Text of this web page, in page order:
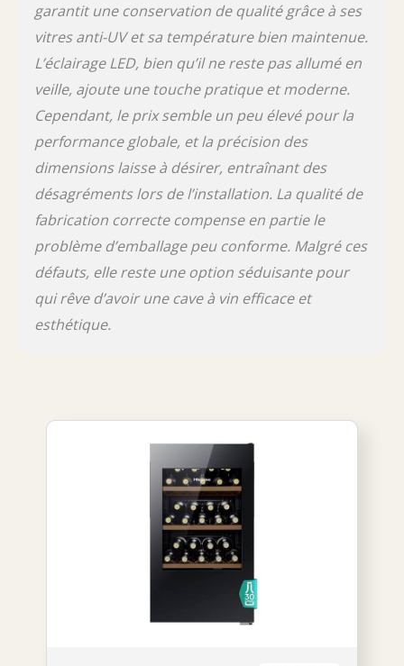
garantit une conservation de qualité grâce à ses
vitres anti-UV et sa température bien maintenue.
L’éclairage LED, bien qu’il ne reste pas allumé en
veille, ajoute une touche pratique et moderne.
Cependant, le prix semble un peu élevé pour la
performance globale, et la précision des
dimensions laisse à désirer, entraînant des
désagréments lors de l’installation. La qualité de
fabrication correcte compense en partie le
problème d’emballage peu conforme. Malgré ces
défauts, elle reste une option séduisante pour
qui rêve d’avoir une cave à vin efficace et
esthétique.